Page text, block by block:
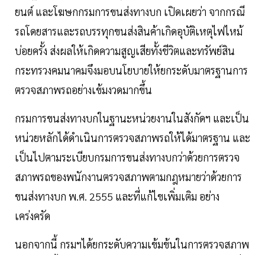
ยนต์ และโฆษกกรมการขนส่งทางบก เปิดเผยว่า จากกรณี
รถโดยสารและรถบรรทุกขนส่งสินค้าเกิดอุบัติเหตุไฟไหม้
บ่อยครั้ง ส่งผลให้เกิดความสูญเสียทั้งชีวิตและทรัพย์สิน
กระทรวงคมนาคมจึงมอบนโยบายให้ยกระดับมาตรฐานการ
ตรวจสภาพรถอย่างเข้มงวดมากขึ้น
กรมการขนส่งทางบกในฐานะหน่วยงานในสังกัดฯ และเป็น
หน่วยหลักได้ดำเนินการตรวจสภาพรถให้ได้มาตรฐาน และ
เป็นไปตามระเบียบกรมการขนส่งทางบกว่าด้วยการตรวจ
สภาพรถของพนักงานตรวจสภาพตามกฎหมายว่าด้วยการ
ขนส่งทางบก พ.ศ. 2555 และที่แก้ไขเพิ่มเติม อย่าง
เคร่งครัด
นอกจากนี้ กรมฯได้ยกระดับความเข้มข้นในการตรวจสภาพ